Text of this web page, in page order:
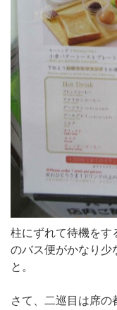
柱にずれて待機をす
のバス便がかなり少
と。
さて、二巡目は席の